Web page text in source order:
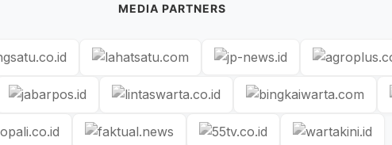
MEDIA PARTNERS